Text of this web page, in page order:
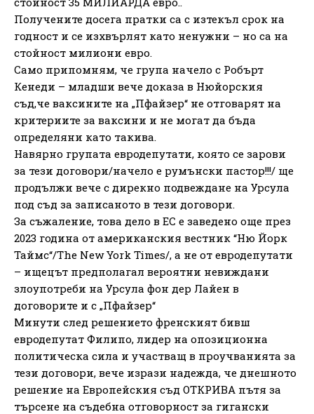
Получените досега пратки са с изтекъл срок на
годност и се изхвърлят като ненужни – но са на
стойност милиони евро.
Само припомням, че група начело с Робърт
Кенеди – младши вече доказа в Нюйорския
съд,че ваксините на „Пфайзер“ не отговарят на
критериите за ваксини и не могат да бъда
определяни като такива.
Навярно групата евродепутати, която се зарови
за тези договори/начело е румънски пастор!!!/ ще
продължи вече с дирекно подвеждане на Урсула
под съд за записаното в тези договори.
За съжаление, това дело в ЕС е заведено още през
2023 година от американския вестник “Ню Йорк
Таймс“/The New York Times/, а не от евродепутати
– ищецът предполагал вероятни невиждани
злоупотреби на Урсула фон дер Лайен в
договорите и с „Пфайзер“
Минути след решението френският бивш
евродепутат Филипо, лидер на опозиционна
политическа сила и участващ в проучванията за
тези договори, вече изрази надежда, че днешното
решение на Европейския съд ОТКРИВА пътя за
търсене на съдебна отговорност за гигански